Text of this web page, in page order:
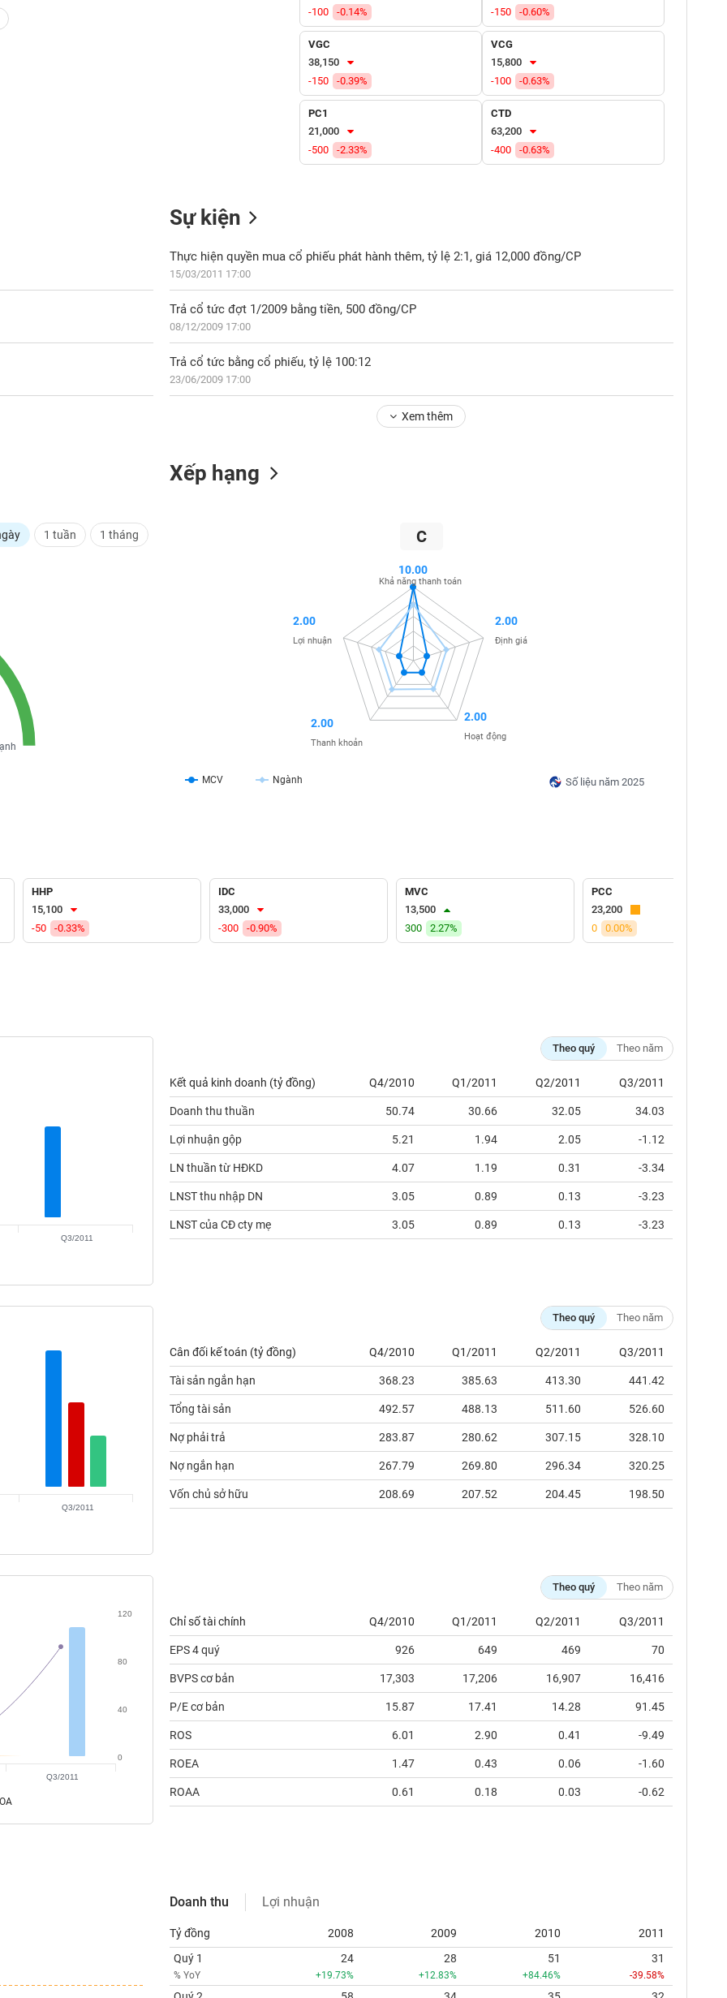
-100
-0.14%
-150
-0.60%
VGC
38,150
-150
-0.39%
VCG
15,800
-100
-0.63%
PC1
21,000
-500
-2.33%
CTD
63,200
-400
-0.63%
Sự kiện
Thực hiện quyền mua cổ phiếu phát hành thêm, tỷ lệ 2:1, giá 12,000 đồng/CP
15/03/2011 17:00
Trả cổ tức đợt 1/2009 bằng tiền, 500 đồng/CP
08/12/2009 17:00
Trả cổ tức bằng cổ phiếu, tỷ lệ 100:12
23/06/2009 17:00
Xem thêm
1 tuần 1 tháng
Xếp hạng
C
Số liệu năm 2025
MCV Ngành
10.00
Khả năng thanh toán
2.00
Định giá
2.00
Hoạt động
2.00
Thanh khoản
2.00
Lợi nhuận
HHP
15,100
-50
-0.33%
IDC
33,000
-300
-0.90%
MVC
13,500
300
2.27%
PCC
23,200
0
0.00%
Q3/2011
Theo quý Theo năm
Kết quả kinh doanh (tỷ đồng) Q4/2010 Q1/2011 Q2/2011 Q3/2011
Doanh thu thuần 50.74 30.66 32.05 34.03
Lợi nhuận gộp 5.21 1.94 2.05 -1.12
LN thuần từ HĐKD 4.07 1.19 0.31 -3.34
LNST thu nhập DN 3.05 0.89 0.13 -3.23
LNST của CĐ cty mẹ 3.05 0.89 0.13 -3.23
Q3/2011
Theo quý Theo năm
Cân đối kế toán (tỷ đồng) Q4/2010 Q1/2011 Q2/2011 Q3/2011
Tài sản ngắn hạn 368.23 385.63 413.30 441.42
Tổng tài sản 492.57 488.13 511.60 526.60
Nợ phải trả 283.87 280.62 307.15 328.10
Nợ ngắn hạn 267.79 269.80 296.34 320.25
Vốn chủ sở hữu 208.69 207.52 204.45 198.50
0
40
80
120
Q3/2011
Theo quý Theo năm
Chỉ số tài chính Q4/2010 Q1/2011 Q2/2011 Q3/2011
EPS 4 quý 926 649 469 70
BVPS cơ bản 17,303 17,206 16,907 16,416
P/E cơ bản 15.87 17.41 14.28 91.45
ROS 6.01 2.90 0.41 -9.49
ROEA 1.47 0.43 0.06 -1.60
ROAA 0.61 0.18 0.03 -0.62
Doanh thu Lợi nhuận
Tỷ đồng 2008 2009 2010
2011
Quý 1
% YoY
24
+19.73%
28
+12.83%
51
+84.46%
31
-39.58%